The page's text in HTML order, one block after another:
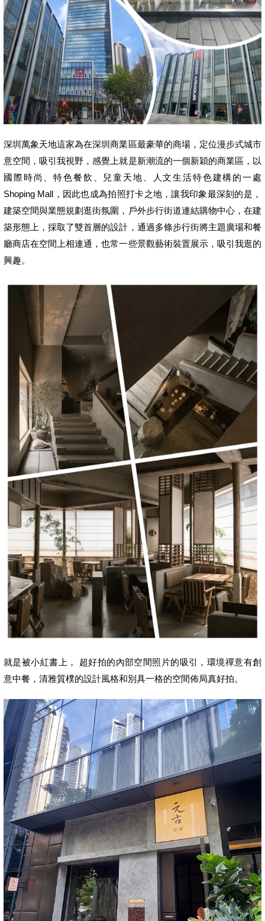
深圳萬象天地這家為在深圳商業區最豪華的商場，定位漫步式城市
意空間，吸引我視野，感覺上就是新潮流的一個新穎的商業區，以
國際時尚、特色餐飲、兒童天地、人文生活特色建構的一處
Shoping Mall
，因此也成為拍照打卡之地，讓我印象最深刻的是，
建築空間與業態規劃逛街氛圍，戶外步行街道連結購物中心，在建
築形態上，採取了雙首層的設計，通過多條步行街將主題廣場和餐
廳商店在空間上相連通，也常一些景觀藝術裝置展示，吸引我逛的
興趣。
就是被小紅書上， 超好拍的內部空間照片的吸引 ， 環境禪意有創
意中餐 ， 清雅質樸的設計風格和別具一格的空間佈局真好拍。